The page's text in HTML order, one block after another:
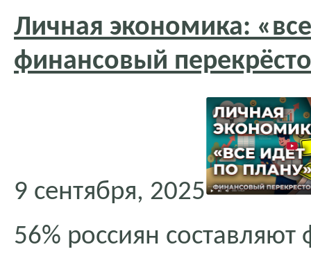
Личная экономика:
финансовый
9 сентября, 2025
56% россиян